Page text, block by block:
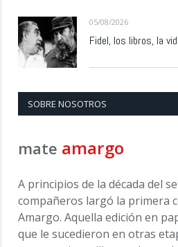
05/08/2026
Fidel, los libros, la
SOBRE NOSOTROS
mate amargo
A principios de la década del
compañeros largó la primera
Amargo. Aquella edición en
que le sucedieron en otras